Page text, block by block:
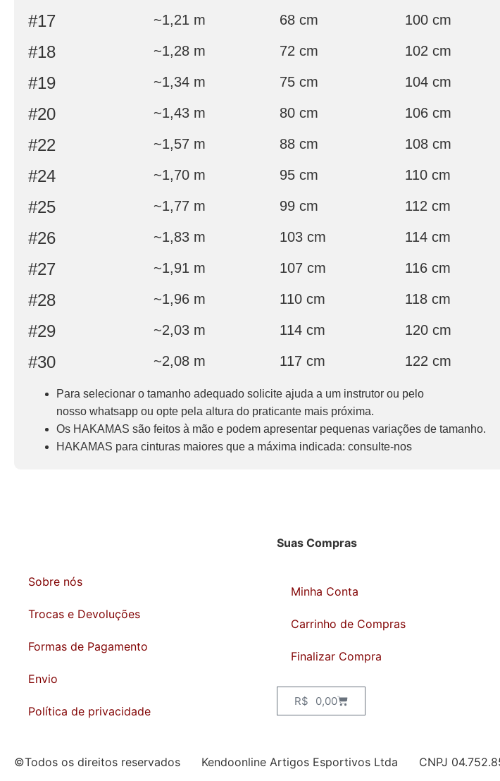
#17 ~1,21 m 68 cm 100 cm
#18 ~1,28 m 72 cm 102 cm
#19 ~1,34 m 75 cm 104 cm
#20 ~1,43 m 80 cm 106 cm
#22 ~1,57 m 88 cm 108 cm
#24 ~1,70 m 95 cm 110 cm
#25 ~1,77 m 99 cm 112 cm
#26 ~1,83 m 103 cm 114 cm
#27 ~1,91 m 107 cm 116 cm
#28 ~1,96 m 110 cm 118 cm
#29 ~2,03 m 114 cm 120 cm
#30 ~2,08 m 117 cm 122 cm
Para selecionar o tamanho adequado solicite ajuda a um instrutor ou pelo
nosso whatsapp ou opte pela altura do praticante mais próxima.
Os HAKAMAS são feitos à mão e podem apresentar pequenas variações de tamanho.
HAKAMAS para cinturas maiores que a máxima indicada: consulte-nos
Sobre nós
Trocas e Devoluções
Formas de Pagamento
Envio
Política de privacidade
Suas Compras
Minha Conta
Carrinho de Compras
Finalizar Compra
R$ 0,00
©Todos os direitos reservados Kendoonline Artigos Esportivos Ltda CNPJ